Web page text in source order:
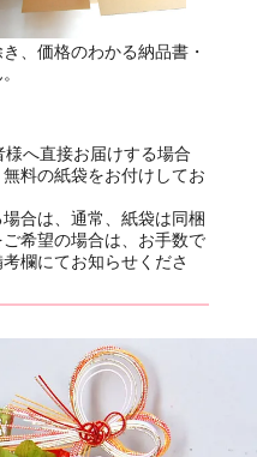
、価格のわかる納品書・
へ直接お届けする場合
料の紙袋をお付けしてお
合は、通常、紙袋は同梱
希望の場合は、お手数で
欄にてお知らせくださ